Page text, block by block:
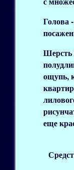
Голова
Шерсть
ощупь,
еще